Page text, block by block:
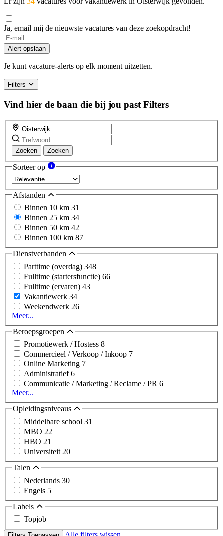
Ja, email mij de nieuwste vacatures van deze zoekopdracht!
If
you
are
a
ignore
this
field
Alert opslaan
Je kunt vacature-alerts op elk moment uitzetten.
Filters
Vind hier de baan die bij jou past Filters
Zoeken Zoeken
Sorteer op
Afstanden
Binnen 10 km 31
Binnen 25 km 34
Binnen 50 km 42
Binnen 100 km 87
Dienstverbanden
Parttime (overdag) 348
Fulltime (startersfunctie) 66
Fulltime (ervaren) 43
Vakantiewerk 34
Weekendwerk 26
Meer...
Beroepsgroepen
Promotiewerk / Hostess 8
Commercieel / Verkoop / Inkoop 7
Online Marketing 7
Administratief6
Communicatie / Marketing / Reclame / PR 6
Meer...
Opleidingsniveaus
Middelbare school 31
MBO 22
HBO 21
Universiteit 20
Talen
Nederlands 30
Engels 5
Labels
Topjob